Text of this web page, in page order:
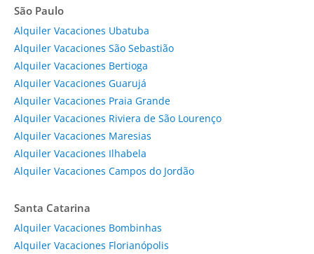
São Paulo
Alquiler Vacaciones Ubatuba
Alquiler Vacaciones São Sebastião
Alquiler Vacaciones Bertioga
Alquiler Vacaciones Guarujá
Alquiler Vacaciones Praia Grande
Alquiler Vacaciones Riviera de São Lourenço
Alquiler Vacaciones Maresias
Alquiler Vacaciones Ilhabela
Alquiler Vacaciones Campos do Jordão
Santa Catarina
Alquiler Vacaciones Bombinhas
Alquiler Vacaciones Florianópolis